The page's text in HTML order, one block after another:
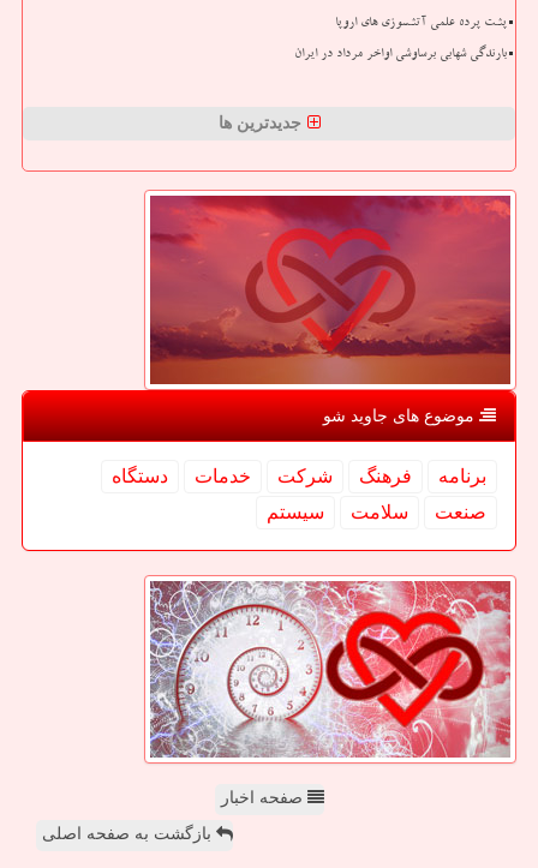
پشت پرده علمی آتشسوزی های اروپا
بارندگی شهابی برساوشی اواخر مرداد در ایران
جدیدترین ها
موضوع های جاوید شو
برنامه فرهنگ شركت خدمات
دستگاه
صنعت
سلامت سیستم
صفحه اخبار
بازگشت به صفحه اصلی